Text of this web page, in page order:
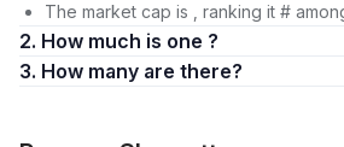
The market cap is , ranking it #
2. How much is one ?
3. How many are there?